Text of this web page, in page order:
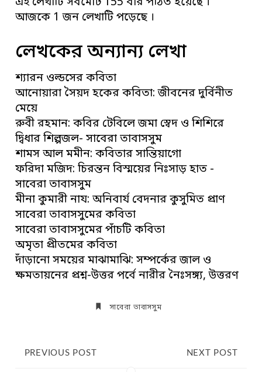
আজকে 1 জন লেখাটি পড়েছে ।
লেখকের অন্যান্য লেখা
শ্যারন ওল্ডসের কবিতা
আনোয়ারা সৈয়দ হকের কবিতা: জীবনের দুর্বিনীত
মেয়ে
রুবী রহমান: কবির টেবিলে জমা স্বেদ ও শিশিরে
দ্বিধার শিল্পজল- সাবেরা তাবাসসুম
শামস আল মমীন: কবিতার সান্তিয়াগো
ফরিদা মজিদ: চিরন্তন বিস্ময়ের নিঃসাড় হাত -
সাবেরা তাবাসসুম
মীনা কুমারী নায: অনিবার্য বেদনার কুসুমিত প্রাণ
সাবেরা তাবাসসুমের কবিতা
সাবেরা তাবাসসুমের পাঁচটি কবিতা
অমৃতা প্রীতমের কবিতা
দাঁড়ানো সময়ের মাঝামাঝি: সম্পর্কের জাল ও
ক্ষমতায়নের প্রশ্ন-উত্তর পর্বে নারীর নৈঃসঙ্গ্য, উত্তরণ
সাবেরা তাবাসসুম
PREVIOUS POST NEXT POST